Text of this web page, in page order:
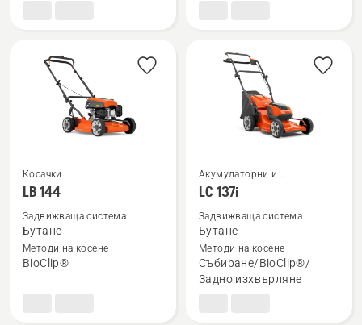
Вижте
повече
подробности
за
LB 144
Косачки
LB 144
Задвижваща система
Бутане
Методи на косене
BioClip®
Вижте
повече
подробности
за
LC 137i
Акумулаторни и
електрически косачки за
трева
LC 137i
Задвижваща система
Бутане
Методи на косене
Събиране/BioClip®/
Задно изхвърляне